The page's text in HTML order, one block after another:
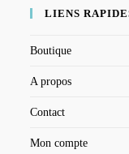
LIENS
Boutique
A propos
Contact
Mon compte